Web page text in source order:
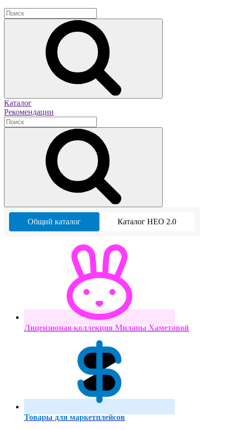
Каталог
Рекомендации
Общий каталог Каталог НЕО 2.0
Лицензионая коллекция Миланы Хаметовой
Товары для маркетплейсов